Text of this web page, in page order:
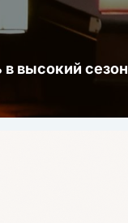
в высокий сезон